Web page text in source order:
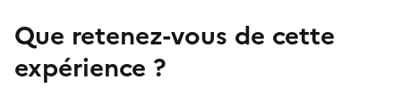
Que retenez-vous de cette
expérience ?